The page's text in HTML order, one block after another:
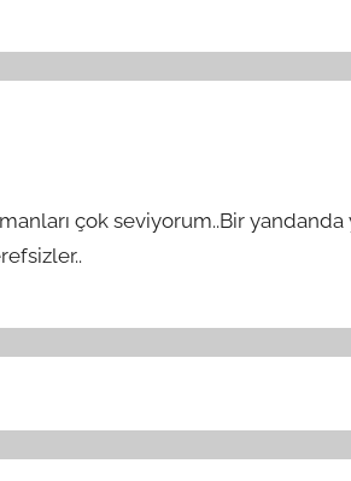
çok seviyorum..Bir